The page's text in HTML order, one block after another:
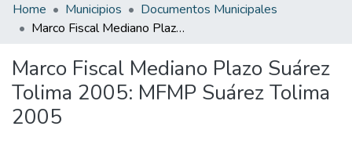
Home Municipios
Documentos Municipales
Marco Fiscal Mediano Plazo Suárez Tolima 2005: MFMP Suárez Tolima 2005
Marco Fiscal Mediano Plazo Suárez
Tolima 2005: MFMP Suárez Tolima
2005